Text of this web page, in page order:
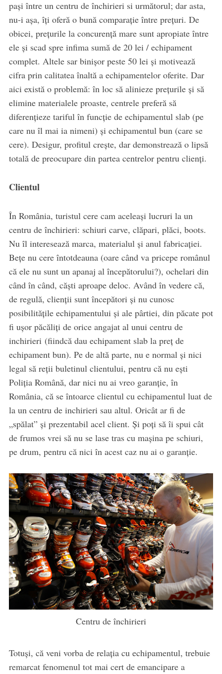
pași între un centru de închirieri si următorul; dar asta,
nu-i așa, îți oferă o bună comparație între prețuri. De
obicei, prețurile la concurență mare sunt apropiate între
ele și scad spre infima sumă de 20 lei / echipament
complet. Altele sar binișor peste 50 lei și motivează
cifra prin calitatea înaltă a echipamentelor oferite. Dar
aici există o problemă: în loc să alinieze prețurile și să
elimine materialele proaste, centrele preferă să
diferențieze tariful în funcție de echipamentul slab (pe
care nu îl mai ia nimeni) și echipamentul bun (care se
cere). Desigur, profitul crește, dar demonstrează o lipsă
totală de preocupare din partea centrelor pentru clienți.
Clientul
În România, turistul cere cam aceleași lucruri la un
centru de închirieri: schiuri carve, clăpari, plăci, boots.
Nu îl interesează marca, materialul și anul fabricației.
Bețe nu cere întotdeauna (oare când va pricepe românul
că ele nu sunt un apanaj al începătorului?), ochelari din
când în când, căști aproape deloc. Având în vedere că,
de regulă, clienții sunt începători și nu cunosc
posibilitățile echipamentului și ale pârtiei, din păcate pot
fi ușor păcăliți de orice angajat al unui centru de
inchirieri (fiindcă dau echipament slab la preț de
echipament bun). Pe de altă parte, nu e normal și nici
legal să reții buletinul clientului, pentru că nu ești
Poliția Română, dar nici nu ai vreo garanție, în
România, că se întoarce clientul cu echipamentul luat de
la un centru de inchirieri sau altul. Oricât ar fi de
„spălat” și prezentabil acel client. Și poți să îi spui cât
de frumos vrei să nu se lase tras cu mașina pe schiuri,
pe drum, pentru că nici în acest caz nu ai o garanție.
Centru de închirieri
Totuși, că veni vorba de relația cu echipamentul, trebuie
remarcat fenomenul tot mai cert de emancipare a